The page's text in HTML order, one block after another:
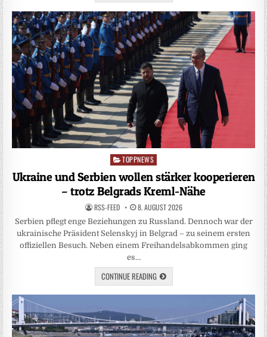
Posted
TOPPNEWS
Ukraine und Serbien wollen stärker kooperieren
– trotz Belgrads Kreml-Nähe
RSS-FEED 8. AUGUST 2026
Serbien pflegt enge Beziehungen zu Russland. Dennoch war der
ukrainische Präsident Selenskyj in Belgrad – zu seinem ersten
offiziellen Besuch. Neben einem Freihandelsabkommen ging
es…
CONTINUE READING